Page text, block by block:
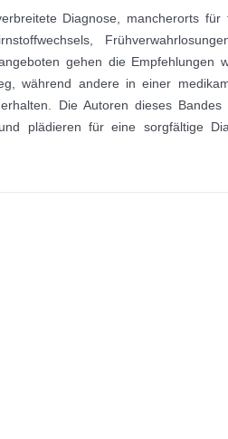
Diagnose, mancherorts
gehen die Empfehlungen
während andere in einer
Die Autoren dieses
plädieren für eine sorgfältige